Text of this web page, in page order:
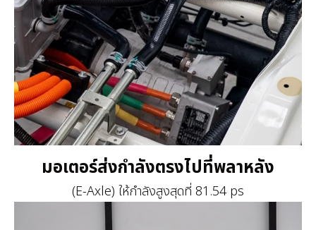
มอเตอร์ส่งกำลังตรงไปที่พลาหลัง
(E-Axle) ให้กำลังสูงสุดที่ 81.54 ps